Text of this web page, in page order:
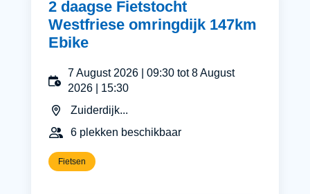
2 daagse Fietstocht
Westfriese omringdijk 147km
Ebike
7 August 2026 | 09:30 tot 8 August
2026 | 15:30
Zuiderdijk...
6 plekken beschikbaar
Fietsen